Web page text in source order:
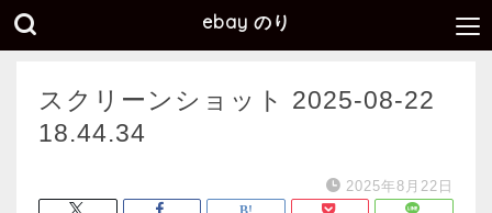
ebay のり
スクリーンショット 2025-08-22
18.44.34
2025年8月22日